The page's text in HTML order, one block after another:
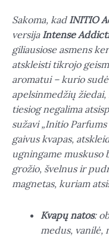
Sakoma, kad INITIO
versijaIntense
giliausiose asmens
atskleisti tikrojo
aromatui – kurio
apelsinmedžių
tiesiog negalima
sužavi „Initio
gaivus kvapas,
ugningame muskuso
grožio, švelnus ir
magnetas, kuriam
Kvapų natos:
medus, vanilė,